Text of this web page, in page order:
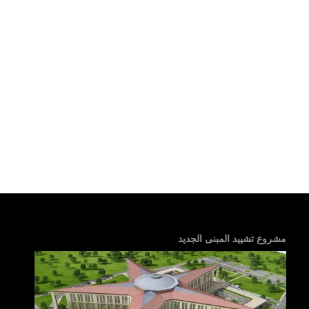
مشروع تشييد المبنى الجديد